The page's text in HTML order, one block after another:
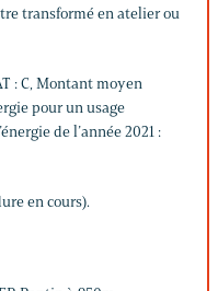
transformé en atelier ou
: C, Montant moyen
pour un usage
de l’année 2021 :
en cours).